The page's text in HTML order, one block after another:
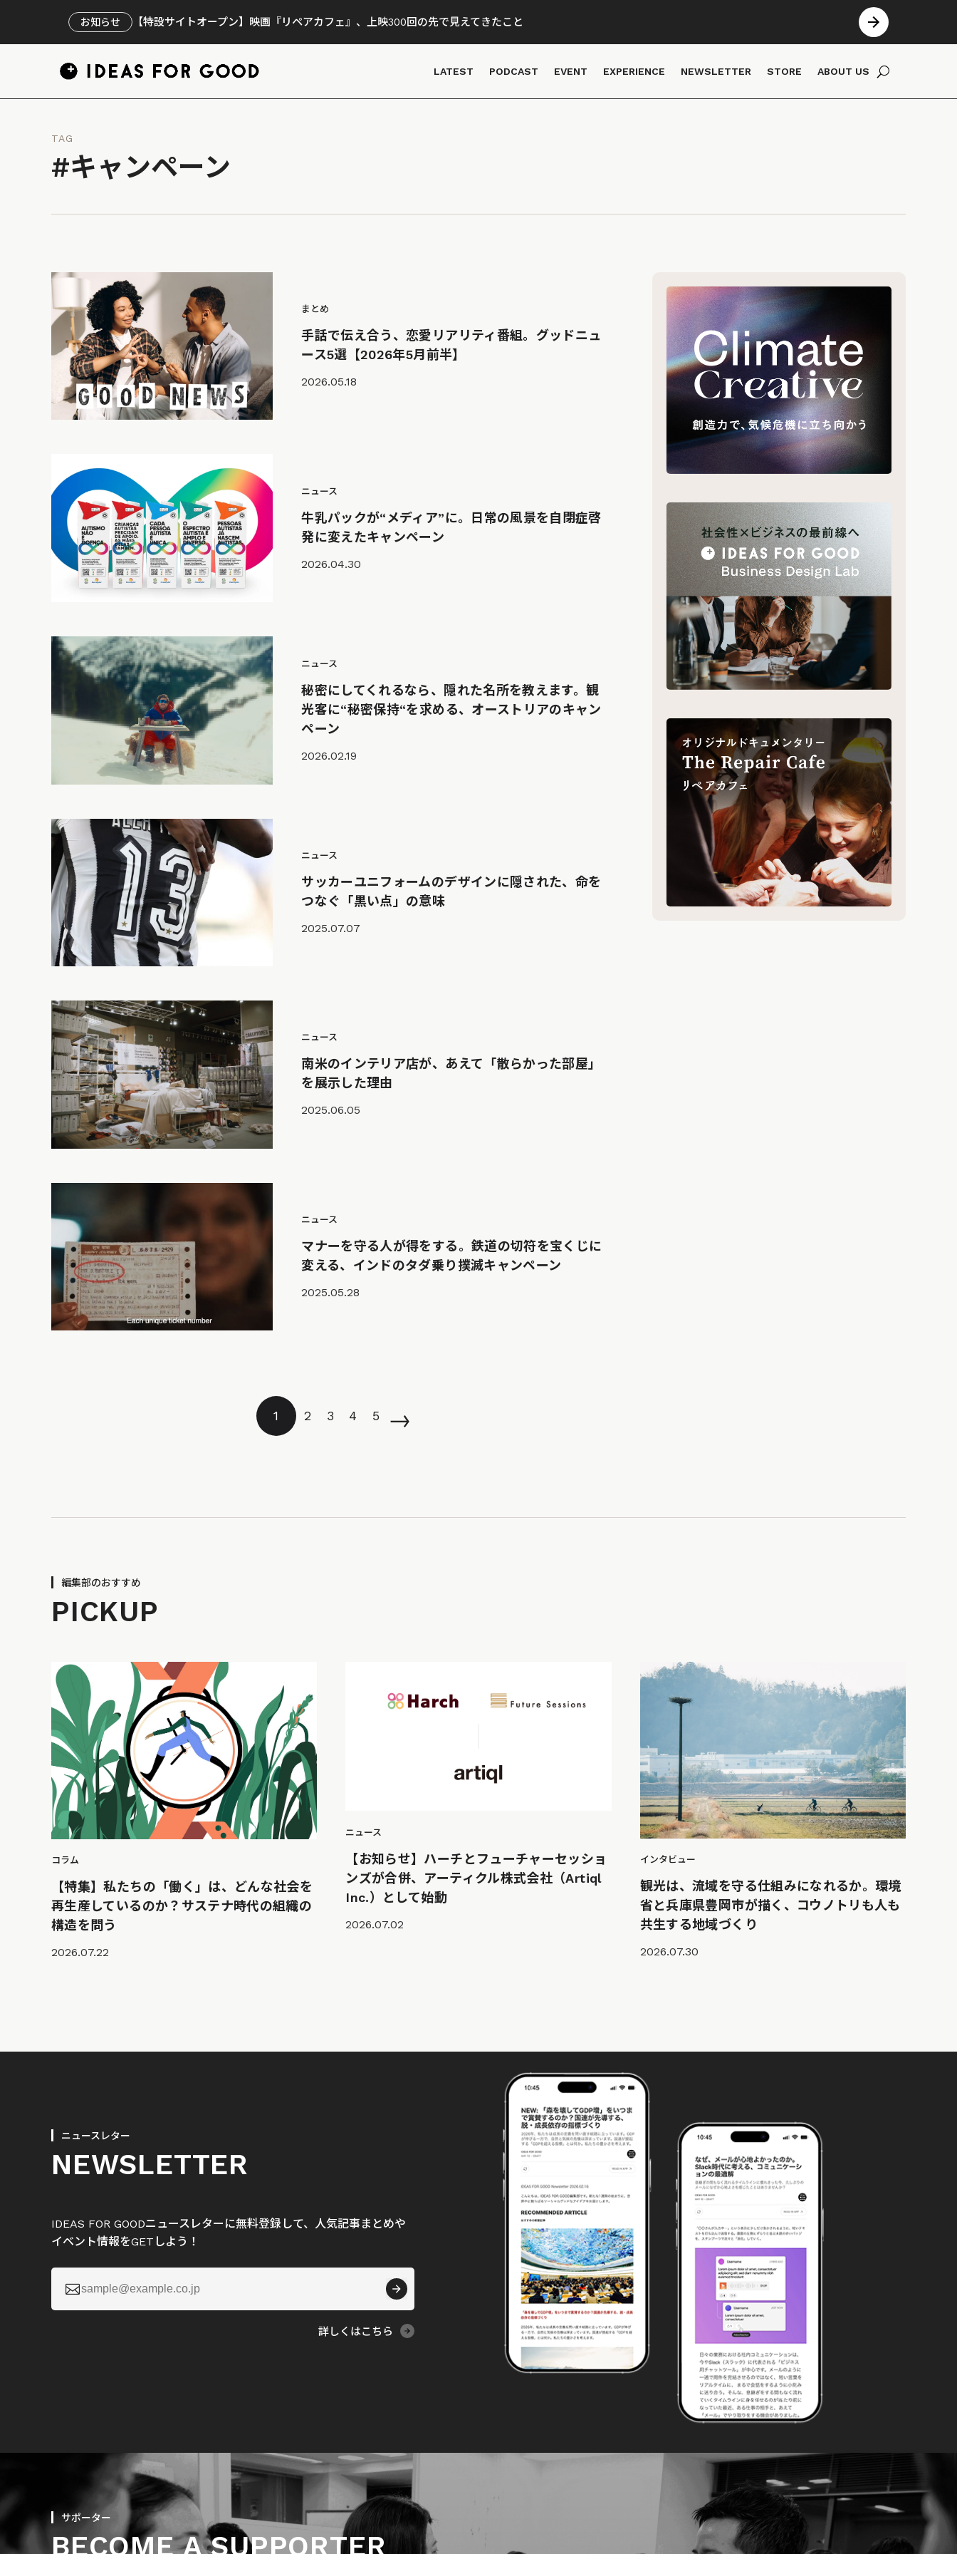
お知らせ 【特設サイトオープン】映画『リペアカフェ』、上映300回の先で見えてきたこと
LATEST PODCAST EVENT EXPERIENCE NEWSLETTER STORE ABOUT US
TAG
#キャンペーン
まとめ
手話で伝え合う、恋愛リアリティ番組。グッドニュ
ース5選【2026年5月前半】
2026.05.18
ニュース
牛乳パックが“メディア”に。日常の風景を自閉症啓
発に変えたキャンペーン
2026.04.30
ニュース
秘密にしてくれるなら、隠れた名所を教えます。観
光客に“秘密保持“を求める、オーストリアのキャン
ペーン
2026.02.19
ニュース
サッカーユニフォームのデザインに隠された、命を
つなぐ「黒い点」の意味
2025.07.07
ニュース
南米のインテリア店が、あえて「散らかった部屋」
を展示した理由
2025.06.05
ニュース
マナーを守る人が得をする。鉄道の切符を宝くじに
変える、インドのタダ乗り撲滅キャンペーン
2025.05.28
1 2 3 4 5 →
編集部のおすすめ
PICKUP
コラム
【特集】私たちの「働く」は、どんな社会を
再生産しているのか？サステナ時代の組織の
構造を問う
2026.07.22
ニュース
【お知らせ】ハーチとフューチャーセッショ
ンズが合併、アーティクル株式会社（Artiql
Inc.）として始動
2026.07.02
インタビュー
観光は、流域を守る仕組みになれるか。環境
省と兵庫県豊岡市が描く、コウノトリも人も
共生する地域づくり
2026.07.30
ニュースレター
NEWSLETTER
IDEAS FOR GOODニュースレターに無料登録して、人気記事まとめや
イベント情報をGETしよう！

詳しくはこちら
サポーター
BECOME A SUPPORTER